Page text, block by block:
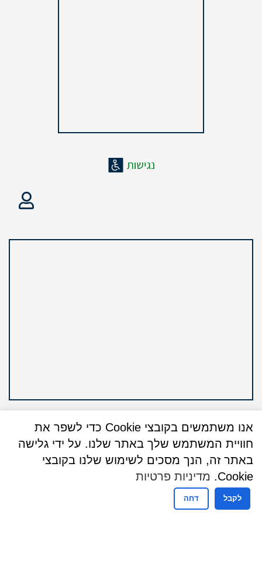
שעות פעילות
אנו משתמשים בקובצי Cookie כדי לשפר את
חוויית המשתמש שלך באתר שלנו. על ידי גלישה
באתר זה, הנך מסכים לשימוש שלנו בקובצי
Cookie.
מדיניות פרטיות
לקבל דחה